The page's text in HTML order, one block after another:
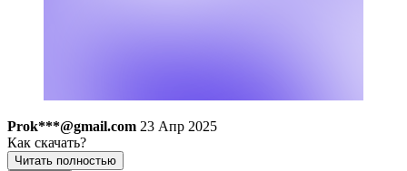
Prok***@gmail.com 23 Апр 2025
Как скачать?
Читать полностью